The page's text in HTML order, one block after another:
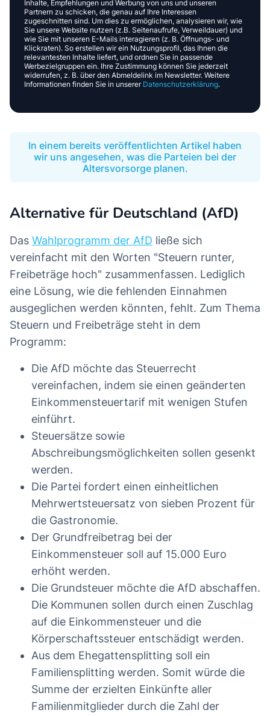
Inhalte, Empfehlungen und Werbung von uns und unseren
Partnern zu schicken, die genau auf Ihre Interessen
zugeschnitten sind. Um dies zu ermöglichen, analysieren wir, wie
Sie unsere Website nutzen (z.B. Seitenaufrufe, Verweildauer) und
wie Sie mit unseren E-Mails interagieren (z. B. Öffnungs- und
Klickraten). So erstellen wir ein Nutzungsprofil, das Ihnen die
relevantesten Inhalte liefert, und ordnen Sie in passende
Werbezielgruppen ein. Ihre Zustimmung können Sie jederzeit
widerrufen, z. B. über den Abmeldelink im Newsletter. Weitere
Informationen finden Sie in unserer Datenschutzerklärung.
In einem bereits veröffentlichten Artikel haben
wir uns angesehen, was die Parteien bei der
Altersvorsorge planen.
Alternative für Deutschland (AfD)
Das Wahlprogramm der AfD ließe sich
vereinfacht mit den Worten "Steuern runter,
Freibeträge hoch" zusammenfassen. Lediglich
eine Lösung, wie die fehlenden Einnahmen
ausgeglichen werden könnten, fehlt. Zum Thema
Steuern und Freibeträge steht in dem
Programm:
Die AfD möchte das Steuerrecht
vereinfachen, indem sie einen geänderten
Einkommensteuertarif mit wenigen Stufen
einführt.
Steuersätze sowie
Abschreibungsmöglichkeiten sollen gesenkt
werden.
Die Partei fordert einen einheitlichen
Mehrwertsteuersatz von sieben Prozent für
die Gastronomie.
Der Grundfreibetrag bei der
Einkommensteuer soll auf 15.000 Euro
erhöht werden.
Die Grundsteuer möchte die AfD abschaffen.
Die Kommunen sollen durch einen Zuschlag
auf die Einkommensteuer und die
Körperschaftssteuer entschädigt werden.
Aus dem Ehegattensplitting soll ein
Familiensplitting werden. Somit würde die
Summe der erzielten Einkünfte aller
Familienmitglieder durch die Zahl der